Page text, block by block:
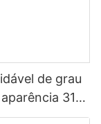
de grau
316